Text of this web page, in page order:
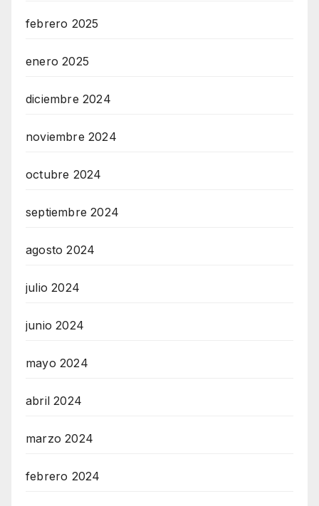
febrero 2025
enero 2025
diciembre 2024
noviembre 2024
octubre 2024
septiembre 2024
agosto 2024
julio 2024
junio 2024
mayo 2024
abril 2024
marzo 2024
febrero 2024